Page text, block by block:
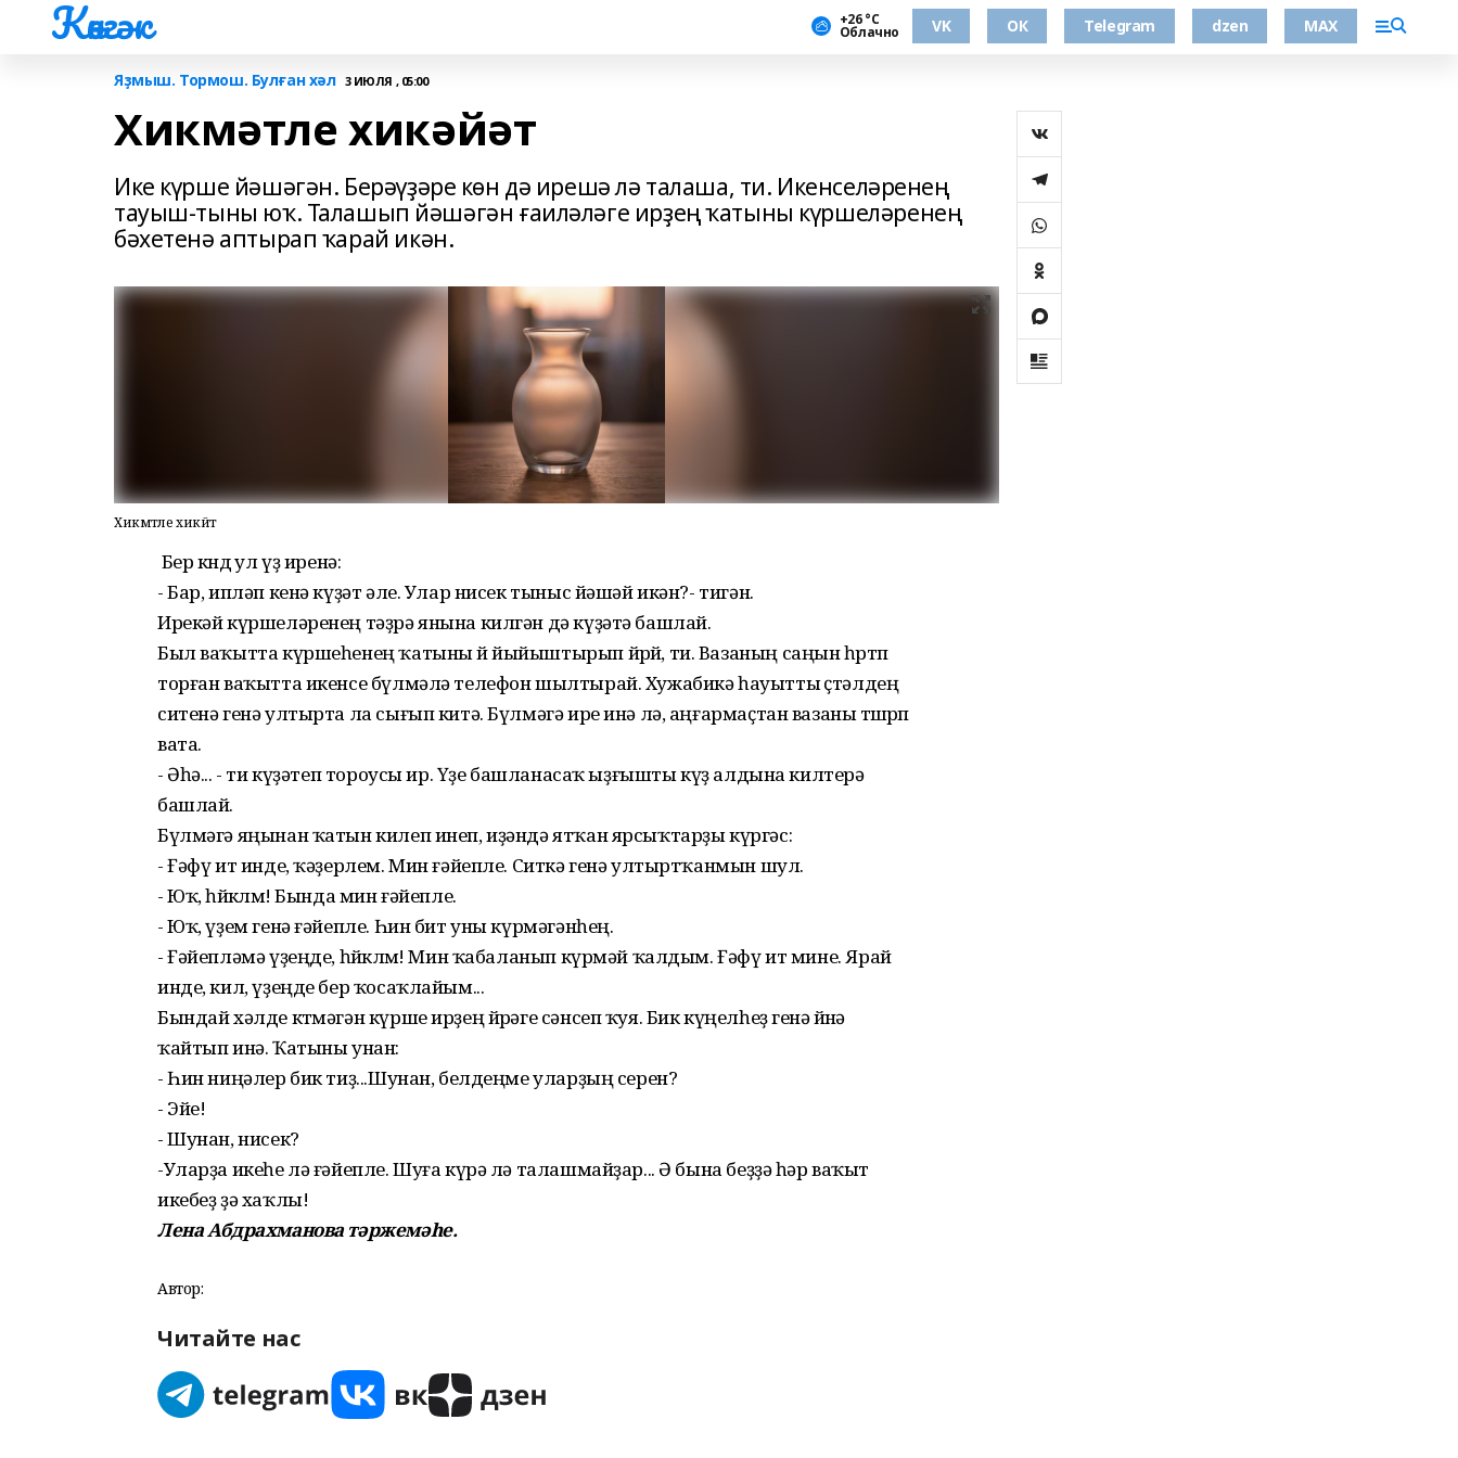
Көнгәк +26 °С
Облачно VK ОК Telegram dzen MAX
Яҙмыш. Тормош. Булған хәл 3 ИЮЛЯ , 05:00
Хикмәтле хикәйәт
Ике күрше йәшәгән. Берәүҙәре көн дә ирешә лә талаша, ти. Икенселәренең
тауыш-тыны юҡ. Талашып йәшәгән ғаиләләге ирҙең ҡатыны күршеләренең
бәхетенә аптырап ҡарай икән.
Хикмәтле хикәйәт
Бер көндө ул үҙ иренә:
- Бар, ипләп кенә күҙәт әле. Улар нисек тыныс йәшәй икән?- тигән.
Ирекәй күршеләренең тәҙрә янына килгән дә күҙәтә башлай.
Был ваҡытта күршеһенең ҡатыны өй йыйыштырып йөрөй, ти. Вазаның саңын һөртөп
торған ваҡытта икенсе бүлмәлә телефон шылтырай. Хужабикә һауытты өҫтәлдең
ситенә генә ултырта ла сығып китә. Бүлмәгә ире инә лә, аңғармаҫтан вазаны төшөрөп
вата.
- Әһә... - ти күҙәтеп тороусы ир. Үҙе башланасаҡ ыҙғышты күҙ алдына килтерә
башлай.
Бүлмәгә яңынан ҡатын килеп инеп, иҙәндә ятҡан ярсыҡтарҙы күргәс:
- Ғәфү ит инде, ҡәҙерлем. Мин ғәйепле. Ситкә генә ултыртҡанмын шул.
- Юҡ, һөйөклөм! Бында мин ғәйепле.
- Юҡ, үҙем генә ғәйепле. Һин бит уны күрмәгәнһең.
- Ғәйепләмә үҙеңде, һөйөклөм! Мин ҡабаланып күрмәй ҡалдым. Ғәфү ит мине. Ярай
инде, кил, үҙеңде бер ҡосаҡлайым...
Бындай хәлде көтмәгән күрше ирҙең йөрәге сәнсеп ҡуя. Бик күңелһеҙ генә өйөнә
ҡайтып инә. Ҡатыны унан:
- Һин ниңәлер бик тиҙ...Шунан, белдеңме уларҙың серен?
- Эйе!
- Шунан, нисек?
-Уларҙа икеһе лә ғәйепле. Шуға күрә лә талашмайҙар... Ә бына беҙҙә һәр ваҡыт
икебеҙ ҙә хаҡлы!
Лена Абдрахманова тәржемәһе.
Автор:
Читайте нас